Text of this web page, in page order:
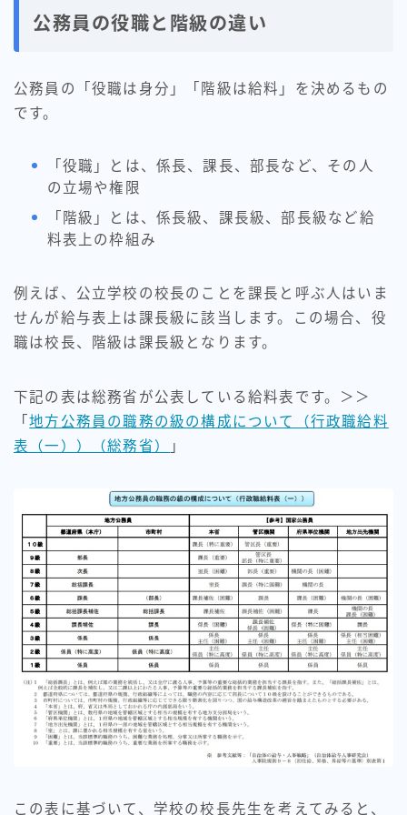
公務員の役職と階級の違い
公務員の「役職は身分」「階級は給料」を決めるもの
です。
「役職」とは、係長、課長、部長など、その人
の立場や権限
「階級」とは、係長級、課長級、部長級など給
料表上の枠組み
例えば、公立学校の校長のことを課長と呼ぶ人はいま
せんが給与表上は課長級に該当します。この場合、役
職は校長、階級は課長級となります。
下記の表は総務省が公表している給料表です。＞＞
「地方公務員の職務の級の構成について（行政職給料
表（一））（総務省）
」
この表に基づいて、学校の校長先生を考えてみると、